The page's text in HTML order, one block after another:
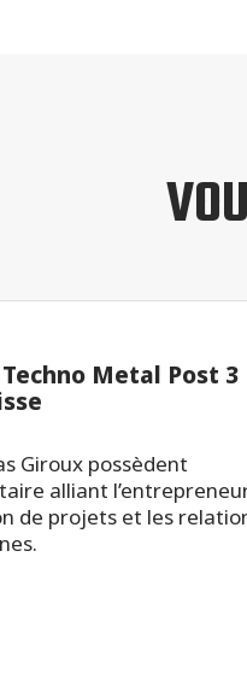
Metal Post 3
Giroux possèdent
alliant
de projets et les